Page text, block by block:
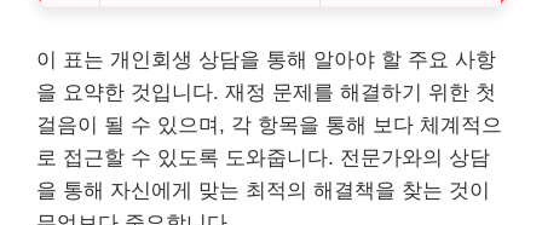
이 표는 개인회생 상담을 통해 알아야 할 주요 사항
을 요약한 것입니다. 재정 문제를 해결하기 위한 첫
걸음이 될 수 있으며, 각 항목을 통해 보다 체계적으
로 접근할 수 있도록 도와줍니다. 전문가와의 상담
을 통해 자신에게 맞는 최적의 해결책을 찾는 것이